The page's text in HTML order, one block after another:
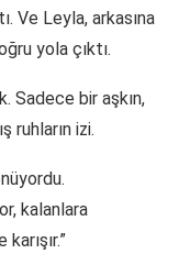
Ve Leyla, arkasına
yola çıktı.
Sadece bir aşkın,
ruhların izi.
kalanlara